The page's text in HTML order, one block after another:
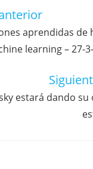
aprendidas de
learning – 27-
estará dando